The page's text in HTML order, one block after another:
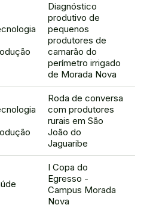
Diagnóstico
produtivo de
pequenos
produtores de
camarão do
perímetro irrigado
de Morada Nova
Roda de conversa
com produtores
rurais em São
João do
Jaguaribe
I Copa do
Egresso -
Campus Morada
Nova